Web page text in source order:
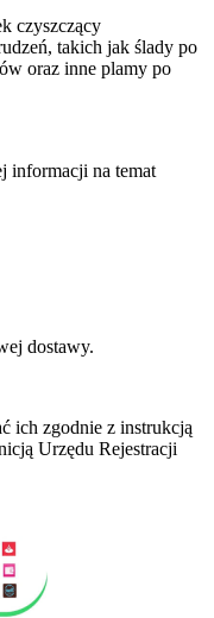
czyszczący
takich jak ślady po
oraz inne plamy po
informacji na temat
dostawy.
ich zgodnie z instrukcją
Urzędu Rejestracji